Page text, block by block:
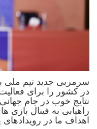
سرمربی جدید تیم ملی
در کشور را برای
نتایج خوب در جام
راهیابی به فینال بازی
اهداف ما در